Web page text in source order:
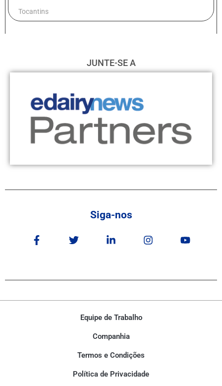
Tocantins
JUNTE-SE A
Siga-nos
Equipe de Trabalho
Companhia
Termos e Condições
Política de Privacidade